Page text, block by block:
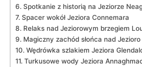
Spotkanie ‌z historią na Jeziorze
Spacer wokół Jeziora Connemara
Relaks⁢ nad Jeziorowym brzegiem
Magiczny zachód‍ słońca nad
Wędrówka szlakiem Jeziora
Turkusowe wody Jeziora